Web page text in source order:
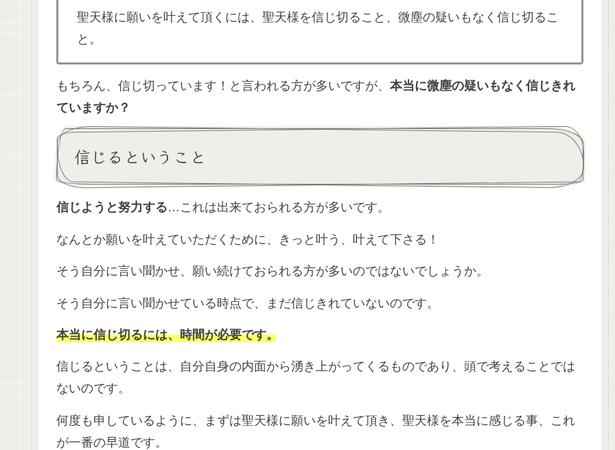
聖天様に願いを叶えて頂くには、聖天様を信じ切ること、微塵の疑いもなく信じ切るこ
と。
もちろん、信じ切っています！と言われる方が多いですが、 本当に微塵の疑いもなく信じきれ
ていますか？
信じるということ
信じようと努力する…これは出来ておられる方が多いです。
なんとか願いを叶えていただくために、きっと叶う、叶えて下さる！
そう自分に言い聞かせ、願い続けておられる方が多いのではないでしょうか。
そう自分に言い聞かせている時点で、まだ信じきれていないのです。
本当に信じ切るには、時間が必要です。
信じるということは、自分自身の内面から湧き上がってくるものであり、頭で考えることでは
ないのです。
何度も申しているように、まずは聖天様に願いを叶えて頂き、聖天様を本当に感じる事、これ
が一番の早道です。